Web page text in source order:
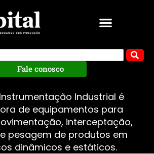
Fale conosco
Industrial é
de equipamentos para
interceptação,
pesagem de produtos em
dinâmicos e estáticos.